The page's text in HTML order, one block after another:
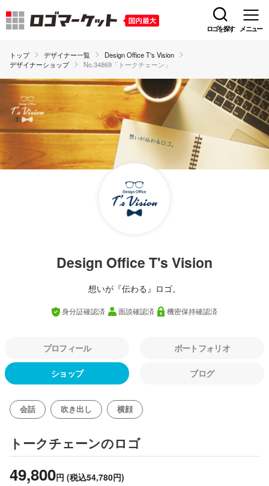
ロゴを探す メニュー
トップ デザイナー一覧
Design Office T's Vision
デザイナーショップ
No.34869「トークチェーン」
Design Office T's Vision
想いが『伝わる』ロゴ。
身分証確認済 面談確認済 機密保持確認済
プロフィール ポートフォリオ
ショップ ブログ
会話 吹き出し 横顔
トークチェーンのロゴ
49,800円 (税込54,780円)